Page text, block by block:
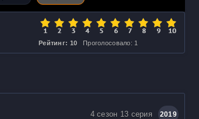
Рейтинг: 10 Проголосовало: 1
4 сезон 13 серия 2019